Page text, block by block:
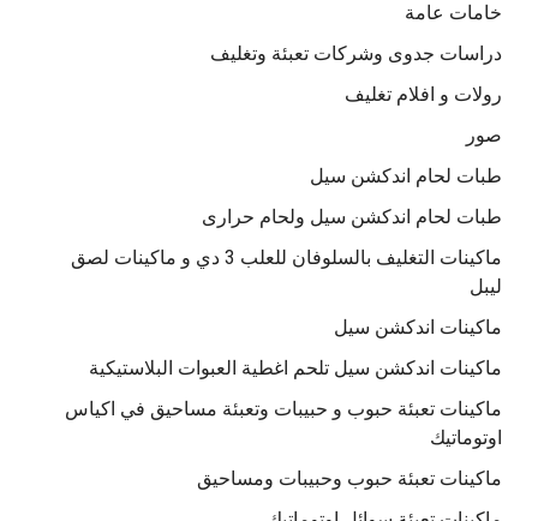
خامات عامة
دراسات جدوى وشركات تعبئة وتغليف
رولات و افلام تغليف
صور
طبات لحام اندكشن سيل
طبات لحام اندكشن سيل ولحام حرارى
ماكينات التغليف بالسلوفان للعلب 3 دي و ماكينات لصق
ليبل
ماكينات اندكشن سيل
ماكينات اندكشن سيل تلحم اغطية العبوات البلاستيكية
ماكينات تعبئة حبوب و حبيبات وتعبئة مساحيق في اكياس
اوتوماتيك
ماكينات تعبئة حبوب وحبيبات ومساحيق